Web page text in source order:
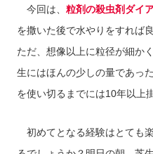
今回は、 粒剤の殺虫剤ダイ
を撒いた後で水やりをすれば
ただ、想像以上に粒径が細か
生にはほんの少しの量であっ
を使い切るまでには10年以上
初めてとなる経験はとても